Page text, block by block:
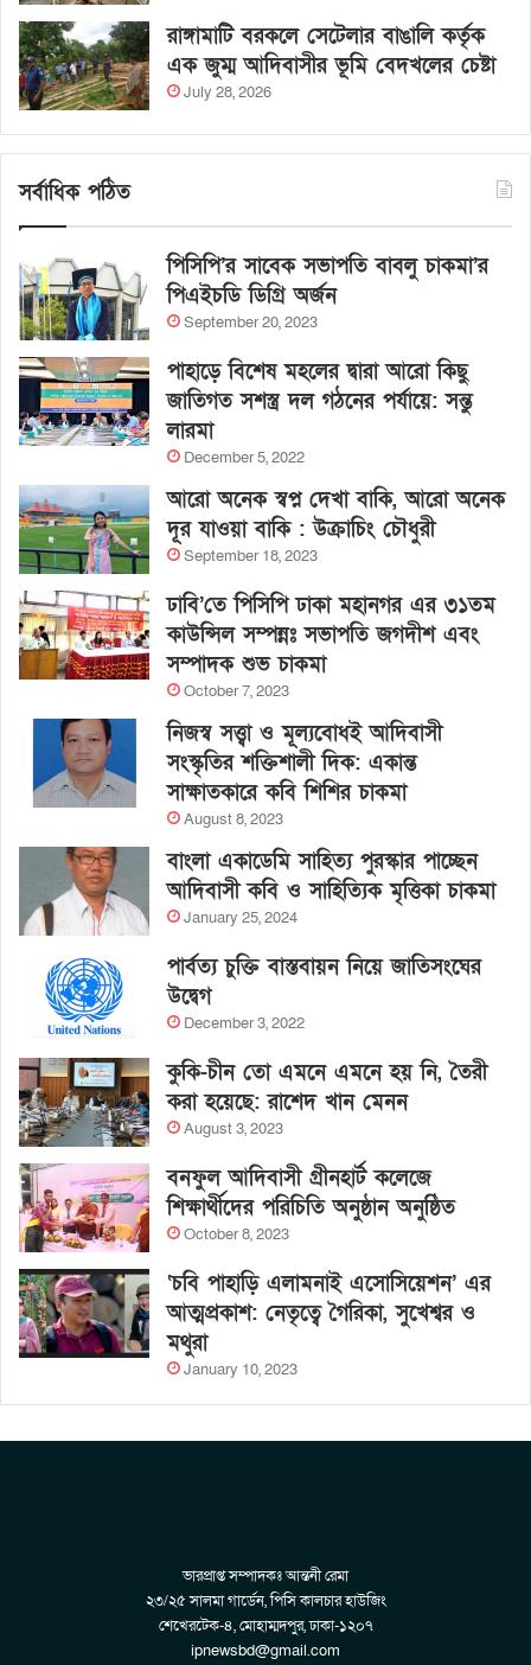
রাঙ্গামাটি বরকলে সেটেলার বাঙালি কর্তৃক
এক জুম্ম আদিবাসীর ভূমি বেদখলের চেষ্টা
July 28, 2026
সর্বাধিক পঠিত
পিসিপি’র সাবেক সভাপতি বাবলু চাকমা’র
পিএইচডি ডিগ্রি অর্জন
September 20, 2023
পাহাড়ে বিশেষ মহলের দ্বারা আরো কিছু
জাতিগত সশস্ত্র দল গঠনের পর্যায়ে: সন্তু
লারমা
December 5, 2022
আরো অনেক স্বপ্ন দেখা বাকি, আরো অনেক
দূর যাওয়া বাকি : উক্রাচিং চৌধুরী
September 18, 2023
ঢাবি’তে পিসিপি ঢাকা মহানগর এর ৩১তম
কাউন্সিল সম্পন্নঃ সভাপতি জগদীশ এবং
সম্পাদক শুভ চাকমা
October 7, 2023
নিজস্ব সত্ত্বা ও মূল্যবোধই আদিবাসী
সংস্কৃতির শক্তিশালী দিক: একান্ত
সাক্ষাতকারে কবি শিশির চাকমা
August 8, 2023
বাংলা একাডেমি সাহিত্য পুরস্কার পাচ্ছেন
আদিবাসী কবি ও সাহিত্যিক মৃত্তিকা চাকমা
January 25, 2024
পার্বত্য চুক্তি বাস্তবায়ন নিয়ে জাতিসংঘের
উদ্বেগ
December 3, 2022
কুকি-চীন তো এমনে এমনে হয় নি, তৈরী
করা হয়েছে: রাশেদ খান মেনন
August 3, 2023
বনফুল আদিবাসী গ্রীনহার্ট কলেজে
শিক্ষার্থীদের পরিচিতি অনুষ্ঠান অনুষ্ঠিত
October 8, 2023
‘চবি পাহাড়ি এলামনাই এসোসিয়েশন’ এর
আত্মপ্রকাশ: নেতৃত্বে গৈরিকা, সুখেশ্বর ও
মথুরা
January 10, 2023
ভারপ্রাপ্ত সম্পাদকঃ আন্তনী রেমা
২৩/২৫ সালমা গার্ডেন, পিসি কালচার হাউজিং
শেখেরটেক-৪, মোহাম্মদপুর, ঢাকা-১২০৭
ipnewsbd@gmail.com